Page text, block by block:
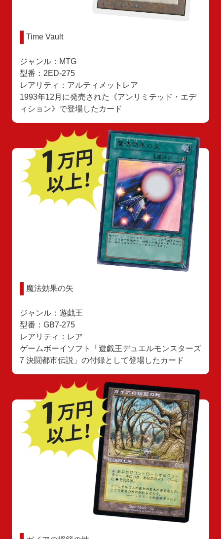
Time Vault
ジャンル：MTG
型番：2ED-275
レアリティ：アルティメットレア
1993年12月に発売された《アンリミテッド・エデ
ィション》で登場したカード
魔法効果の矢
ジャンル：遊戯王
型番：GB7-275
レアリティ：レア
ゲームボーイソフト「遊戯王デュエルモンスターズ
7 決闘都市伝説」の付録として登場したカード